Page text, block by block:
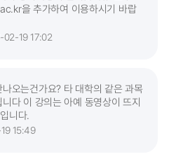
을 추가하여 이용하시기 바랍
02-19 17:02
오는건가요? 타 대학의 같은 과목
다 이 강의는 아예 동영상이 뜨지
니다.
15:49